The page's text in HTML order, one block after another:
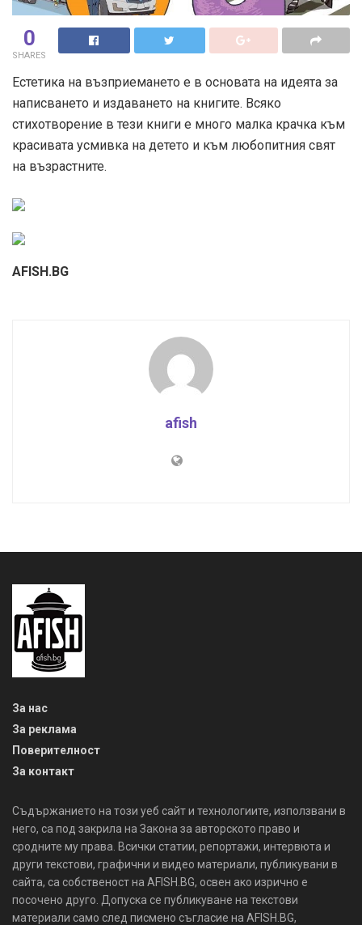
0
SHARES
Естетика на възприемането е в основата на идеята за
написването и издаването на книгите. Всяко
стихотворение в тези книги е много малка крачка към
красивата усмивка на детето и към любопитния свят
на възрастните.
AFISH.BG
afish
За нас
За реклама
Поверителност
За контакт
Съдържанието на този уеб сайт и технологиите, използвани в
него, са под закрила на Закона за авторското право и
сродните му права. Всички статии, репортажи, интервюта и
други текстови, графични и видео материали, публикувани в
сайта, са собственост на AFISH.BG, освен ако изрично е
посочено друго. Допуска се публикуване на текстови
материали само след писмено съгласие на AFISH.BG,